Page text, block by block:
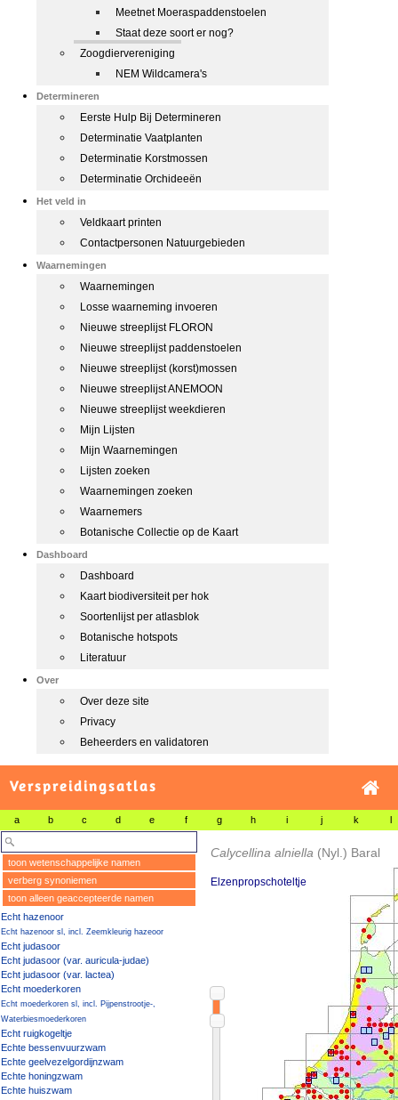
Meetnet Moeraspaddenstoelen
Staat deze soort er nog?
Zoogdiervereniging
NEM Wildcamera's
Determineren
Eerste Hulp Bij Determineren
Determinatie Vaatplanten
Determinatie Korstmossen
Determinatie Orchideeën
Het veld in
Veldkaart printen
Contactpersonen Natuurgebieden
Waarnemingen
Waarnemingen
Losse waarneming invoeren
Nieuwe streeplijst FLORON
Nieuwe streeplijst paddenstoelen
Nieuwe streeplijst (korst)mossen
Nieuwe streeplijst ANEMOON
Nieuwe streeplijst weekdieren
Mijn Lijsten
Mijn Waarnemingen
Lijsten zoeken
Waarnemingen zoeken
Waarnemers
Botanische Collectie op de Kaart
Dashboard
Dashboard
Kaart biodiversiteit per hok
Soortenlijst per atlasblok
Botanische hotspots
Literatuur
Over
Over deze site
Privacy
Beheerders en validatoren
Verspreidingsatlas
a b c d e f g h i j k l
toon wetenschappelijke namen
verberg synoniemen
toon alleen geaccepteerde namen
Echt hazenoor
Echt hazenoor sl, incl. Zeemkleurig hazeoor
Echt judasoor
Echt judasoor (var. auricula-judae)
Echt judasoor (var. lactea)
Echt moederkoren
Echt moederkoren sl, incl. Pijpenstrootje-,
Waterbiesmoederkoren
Echt ruigkogeltje
Echte bessenvuurzwam
Echte geelvezelgordijnzwam
Echte honingzwam
Echte huiszwam
Calycellina alniella (Nyl.) Baral
Elzenpropschoteltje